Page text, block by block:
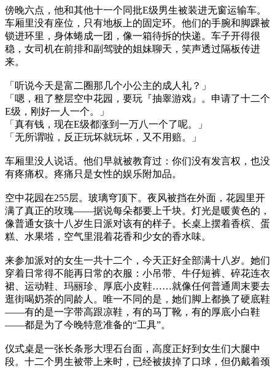
傍晚六点，他和其他十一个同批E级男生被装进无窗运输车。
车厢里没有座位，只有地板上的固定环。他们的手腕和脚踝被
锁进环里，身体蜷成一团，像一箱待拆的快递。车子开得很
稳，女司机在前排和副驾驶的姐妹聊天，笑声透过隔板传进
来。
「听说今天是富二圈那几个小公主的成人礼？」
「嗯，租了整层空中花园，要玩『抽睾游戏』。申请了十二个
E级，刚好一人一个。」
「真有钱，现在E级都涨到一万八一个了呢。」
「无所谓啦，反正玩坏就玩坏，又不用赔。」
车厢里没人说话。他们早就被教育过：你们没有发言权，也没
有疼痛权。疼痛只是女性的娱乐附加品。
空中花园在255层。玻璃穹顶下。夜风被挡在外面，花园里开
满了真正的玫瑰——据说每朵都要上千块。灯光是暖黄色的，
像普通女孩十八岁生日派对该有的样子。长桌上摆着香槟、蛋
糕、水果塔，空气里混着花香和少女的香水味。
来参加派对的女生一共十二个，今天正好全部满十八岁。她们
穿着日常得不能再日常的衣服：小吊带、牛仔短裤、碎花连衣
裙、运动鞋、玛丽珍、厚底小皮鞋……就像任何普通周末要去
逛街喝奶茶的同龄人。唯一不同的是，她们脚上都换了硬底鞋
——有的是一字带高跟凉鞋，有的马丁靴，有的厚底小白鞋
——都是为了今晚特意准备的“工具”。
仪式桌是一张长条形大理石台面，高度正好到女生们大腿中
段。十二个男生被带上来时，已经被拔掉了口球，但仍戴着颈